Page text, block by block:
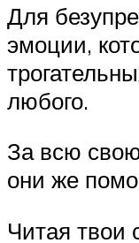
Для
эмоции,
любого.
За всю
они же
Читая твои